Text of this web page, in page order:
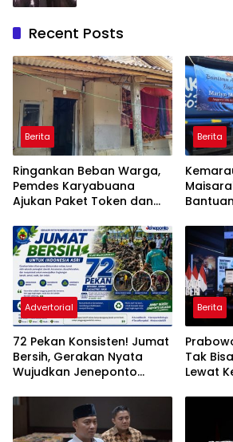
Recent Posts
Berita
Ringankan Beban Warga,
Pemdes Karyabuana
Ajukan Paket Token dan
PLN
Berita
Advertorial
72 Pekan Konsisten! Jumat
Bersih, Gerakan Nyata
Wujudkan Jeneponto
ASRI
Berita
Tak
Lewat